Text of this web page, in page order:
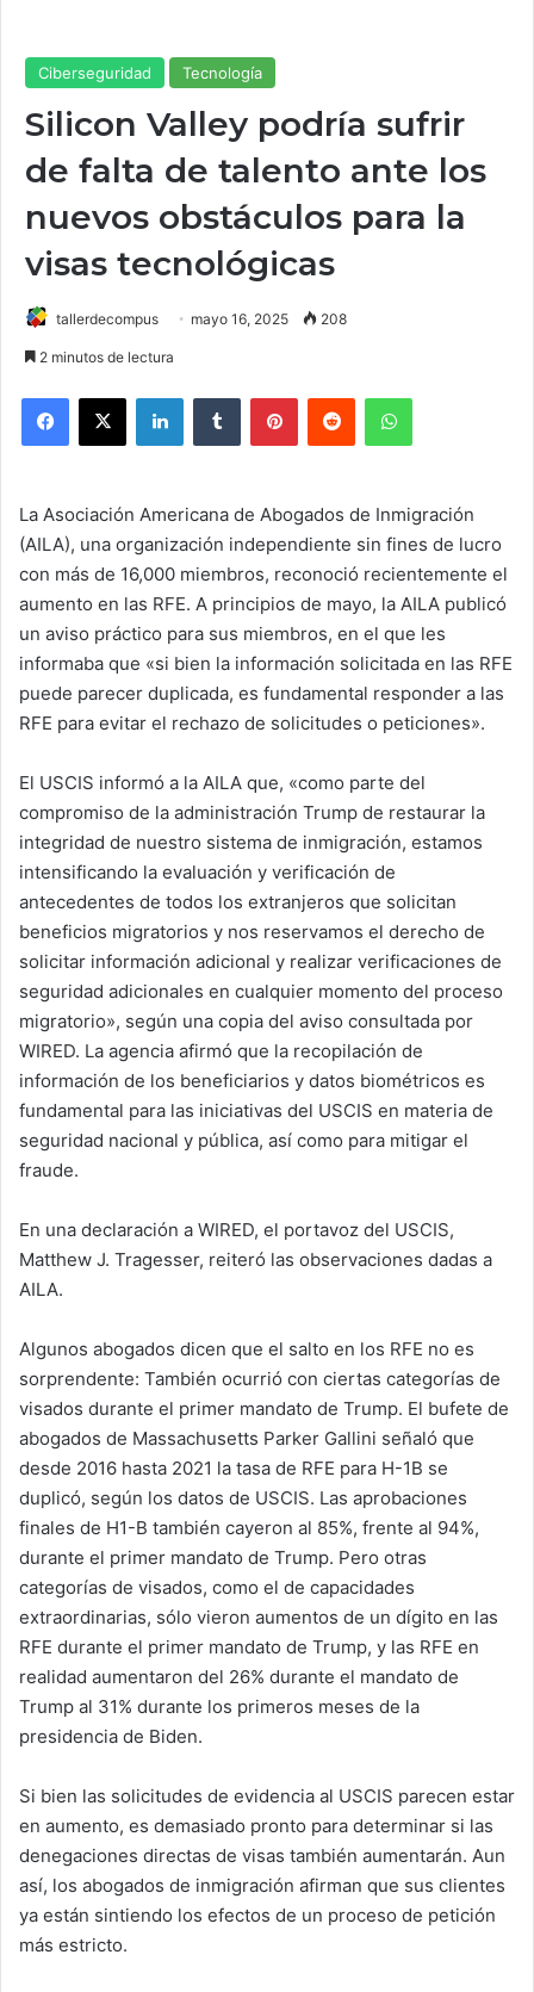
Ciberseguridad Tecnología
Silicon Valley podría sufrir
de falta de talento ante los
nuevos obstáculos para la
visas tecnológicas
tallerdecompus mayo 16, 2025 208
2 minutos de lectura
La Asociación Americana de Abogados de Inmigración
(AILA), una organización independiente sin fines de lucro
con más de 16,000 miembros, reconoció recientemente el
aumento en las RFE. A principios de mayo, la AILA publicó
un aviso práctico para sus miembros, en el que les
informaba que «si bien la información solicitada en las RFE
puede parecer duplicada, es fundamental responder a las
RFE para evitar el rechazo de solicitudes o peticiones».
El USCIS informó a la AILA que, «como parte del
compromiso de la administración Trump de restaurar la
integridad de nuestro sistema de inmigración, estamos
intensificando la evaluación y verificación de
antecedentes de todos los extranjeros que solicitan
beneficios migratorios y nos reservamos el derecho de
solicitar información adicional y realizar verificaciones de
seguridad adicionales en cualquier momento del proceso
migratorio», según una copia del aviso consultada por
WIRED. La agencia afirmó que la recopilación de
información de los beneficiarios y datos biométricos es
fundamental para las iniciativas del USCIS en materia de
seguridad nacional y pública, así como para mitigar el
fraude.
En una declaración a WIRED, el portavoz del USCIS,
Matthew J. Tragesser, reiteró las observaciones dadas a
AILA.
Algunos abogados dicen que el salto en los RFE no es
sorprendente: También ocurrió con ciertas categorías de
visados durante el primer mandato de Trump. El bufete de
abogados de Massachusetts Parker Gallini señaló que
desde 2016 hasta 2021 la tasa de RFE para H-1B se
duplicó, según los datos de USCIS. Las aprobaciones
finales de H1-B también cayeron al 85%, frente al 94%,
durante el primer mandato de Trump. Pero otras
categorías de visados, como el de capacidades
extraordinarias, sólo vieron aumentos de un dígito en las
RFE durante el primer mandato de Trump, y las RFE en
realidad aumentaron del 26% durante el mandato de
Trump al 31% durante los primeros meses de la
presidencia de Biden.
Si bien las solicitudes de evidencia al USCIS parecen estar
en aumento, es demasiado pronto para determinar si las
denegaciones directas de visas también aumentarán. Aun
así, los abogados de inmigración afirman que sus clientes
ya están sintiendo los efectos de un proceso de petición
más estricto.